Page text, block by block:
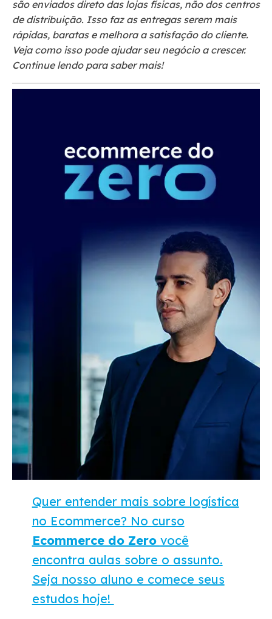
são enviados direto das lojas físicas, não dos centros
de distribuição. Isso faz as entregas serem mais
rápidas, baratas e melhora a satisfação do cliente.
Veja como isso pode ajudar seu negócio a crescer.
Continue lendo para saber mais!
Quer entender mais sobre logística
no Ecommerce? No curso
Ecommerce do Zero você
encontra aulas sobre o assunto.
Seja nosso aluno e comece seus
estudos hoje!